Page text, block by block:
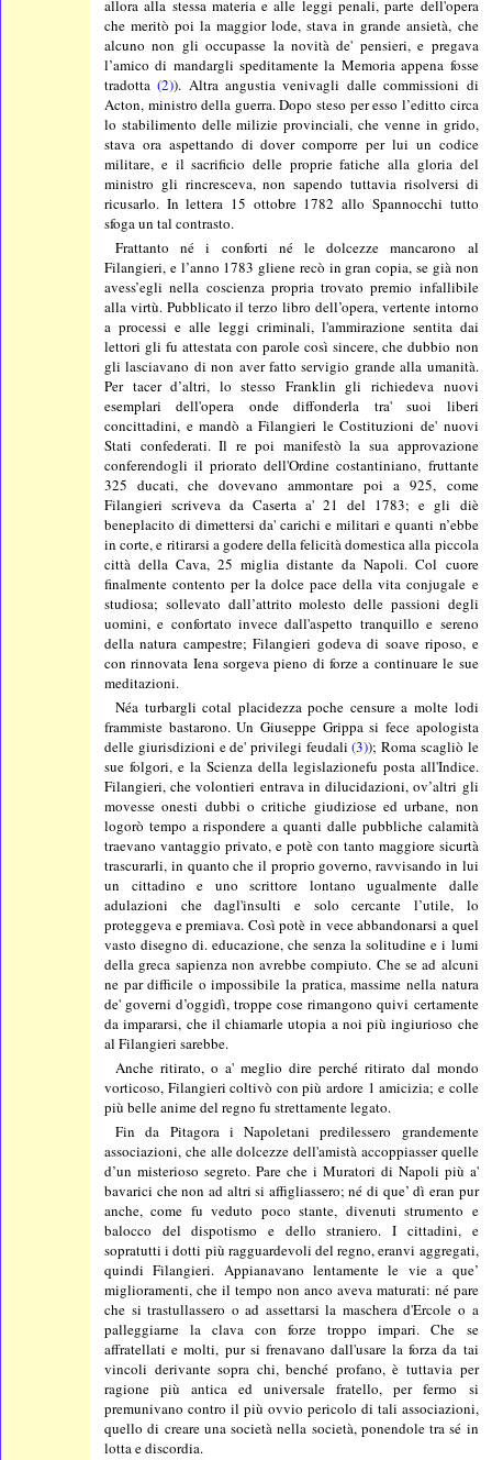
allora alla stessa materia e alle leggi penali, parte dell'opera
che meritò poi la maggior lode, stava in grande ansietà, che
alcuno non gli occupasse la novità de' pensieri, e pregava
l’amico di mandargli speditamente la Memoria appena fosse
tradotta(2)). Altra angustia venivagli dalle commissioni di
Acton, ministro della guerra. Dopo steso per esso l’editto circa
lo stabilimento delle milizie provinciali, che venne in grido,
stava ora aspettando di dover comporre per lui un codice
militare, e il sacrificio delle proprie fatiche alla gloria del
ministro gli rincresceva, non sapendo tuttavia risolversi di
ricusarlo. In lettera 15 ottobre 1782 allo Spannocchi tutto
sfoga un tal contrasto.
Frattanto né i conforti né le dolcezze mancarono al
Filangieri, e l’anno 1783 gliene recò in gran copia, se già non
avess’egli nella coscienza propria trovato premio infallibile
alla virtù. Pubblicato il terzo libro dell’opera, vertente intorno
a processi e alle leggi criminali, l'ammirazione sentita dai
lettori gli fu attestata con parole così sincere, che dubbio non
gli lasciavano di non aver fatto servigio grande alla umanità.
Per tacer d’altri, lo stesso Franklin gli richiedeva nuovi
esemplari dell'opera onde diffonderla tra' suoi liberi
concittadini, e mandò a Filangieri le Costituzioni de' nuovi
Stati confederati. Il re poi manifestò la sua approvazione
conferendogli il priorato dell'Ordine costantiniano, fruttante
325 ducati, che dovevano ammontare poi a 925, come
Filangieri scriveva da Caserta a' 21 del 1783; e gli diè
beneplacito di dimettersi da' carichi e militari e quanti n’ebbe
in corte, e ritirarsi a godere della felicità domestica alla piccola
città della Cava, 25 miglia distante da Napoli. Col cuore
finalmente contento per la dolce pace della vita conjugale e
studiosa; sollevato dall’attrito molesto delle passioni degli
uomini, e confortato invece dall'aspetto tranquillo e sereno
della natura campestre; Filangieri godeva di soave riposo, e
con rinnovata Iena sorgeva pieno di forze a continuare le sue
meditazioni.
Néa turbargli cotal placidezza poche censure a molte lodi
frammiste bastarono. Un Giuseppe Grippa si fece apologista
delle giurisdizioni e de' privilegi feudali(3)); Roma scagliò le
sue folgori, e la Scienza della legislazionefu posta all'Indice.
Filangieri, che volontieri entrava in dilucidazioni, ov’altri gli
movesse onesti dubbi o critiche giudiziose ed urbane, non
logorò tempo a rispondere a quanti dalle pubbliche calamità
traevano vantaggio privato, e potè con tanto maggiore sicurtà
trascurarli, in quanto che il proprio governo, ravvisando in lui
un cittadino e uno scrittore lontano ugualmente dalle
adulazioni che dagl'insulti e solo cercante l’utile, lo
proteggeva e premiava. Così potè in vece abbandonarsi a quel
vasto disegno di. educazione, che senza la solitudine e i lumi
della greca sapienza non avrebbe compiuto. Che se ad alcuni
ne par difficile o impossibile la pratica, massime nella natura
de' governi d’oggidì, troppe cose rimangono quivi certamente
da impararsi, che il chiamarle utopia a noi più ingiurioso che
al Filangieri sarebbe.
Anche ritirato, o a' meglio dire perché ritirato dal mondo
vorticoso, Filangieri coltivò con più ardore 1 amicizia; e colle
più belle anime del regno fu strettamente legato.
Fin da Pitagora i Napoletani predilessero grandemente
associazioni, che alle dolcezze dell'amistà accoppiasser quelle
d’un misterioso segreto. Pare che i Muratori di Napoli più a'
bavarici che non ad altri si affigliassero; né di que’ dì eran pur
anche, come fu veduto poco stante, divenuti strumento e
balocco del dispotismo e dello straniero. I cittadini, e
sopratutti i dotti più ragguardevoli del regno, eranvi aggregati,
quindi Filangieri. Appianavano lentamente le vie a que’
miglioramenti, che il tempo non anco aveva maturati: né pare
che si trastullassero o ad assettarsi la maschera d'Ercole o a
palleggiarne la clava con forze troppo impari. Che se
affratellati e molti, pur si frenavano dall'usare la forza da tai
vincoli derivante sopra chi, benché profano, è tuttavia per
ragione più antica ed universale fratello, per fermo si
premunivano contro il più ovvio pericolo di tali associazioni,
quello di creare una società nella società, ponendole tra sé in
lotta e discordia.